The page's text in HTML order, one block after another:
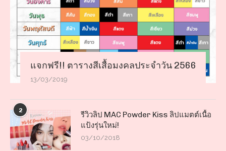
แจกฟรี!! ตารางสีเสื้อมงคลประจำวัน 2566
13/03/2019
2
รีวิวลิป MAC Powder Kiss ลิปแมตต์เนื้อ
แป้งรุ่นใหม่!
03/10/2018